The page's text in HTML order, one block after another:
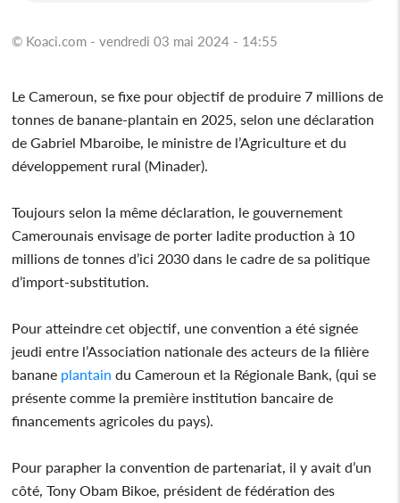
© Koaci.com - vendredi 03 mai 2024 - 14:55
Le Cameroun, se fixe pour objectif de produire 7 millions de
tonnes de banane-plantain en 2025, selon une déclaration
de Gabriel Mbaroibe, le ministre de l’Agriculture et du
développement rural (Minader).
Toujours selon la même déclaration, le gouvernement
Camerounais envisage de porter ladite production à 10
millions de tonnes d’ici 2030 dans le cadre de sa politique
d’import-substitution.
Pour atteindre cet objectif, une convention a été signée
jeudi entre l’Association nationale des acteurs de la filière
banane plantain du Cameroun et la Régionale Bank, (qui se
présente comme la première institution bancaire de
financements agricoles du pays).
Pour parapher la convention de partenariat, il y avait d’un
côté, Tony Obam Bikoe, président de fédération des